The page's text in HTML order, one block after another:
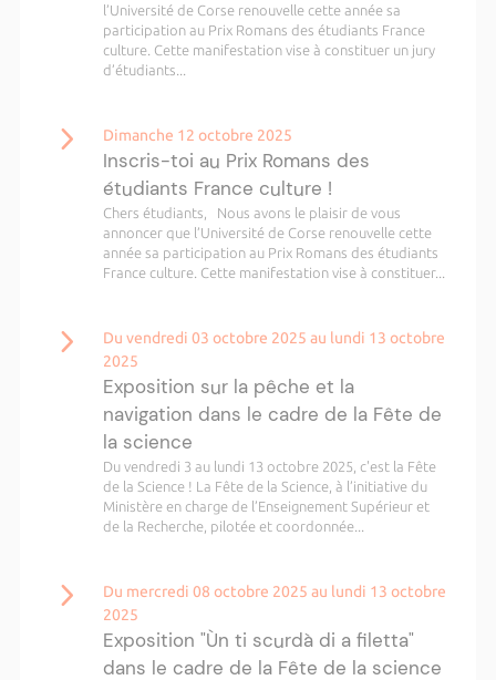
l’Université de Corse renouvelle cette année sa
participation au Prix Romans des étudiants France
culture. Cette manifestation vise à constituer un jury
d’étudiants...
Dimanche 12 octobre 2025
Inscris-toi au Prix Romans des
étudiants France culture !
Chers étudiants, Nous avons le plaisir de vous
annoncer que l’Université de Corse renouvelle cette
année sa participation au Prix Romans des étudiants
France culture. Cette manifestation vise à constituer...
Du vendredi 03 octobre 2025 au lundi 13 octobre
2025
Exposition sur la pêche et la
navigation dans le cadre de la Fête de
la science
Du vendredi 3 au lundi 13 octobre 2025, c'est la Fête
de la Science ! La Fête de la Science, à l’initiative du
Ministère en charge de l’Enseignement Supérieur et
de la Recherche, pilotée et coordonnée...
Du mercredi 08 octobre 2025 au lundi 13 octobre
2025
Exposition "Ùn ti scurdà di a filetta"
dans le cadre de la Fête de la science